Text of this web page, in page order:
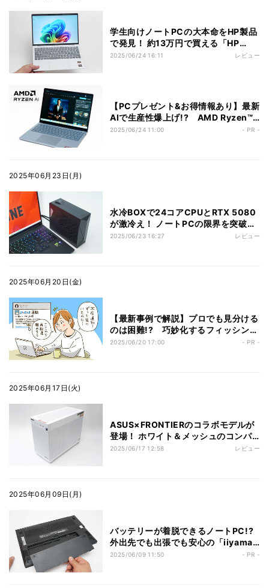
学生向けノートPCの大本命をHP製品
で発見！ 約13万円で買える「HP
OmniBook 7 Aero 13-bg」レビュー
2025/06/24 16:11 レビュー
【PCプレゼント&お得情報あり】最新
AIで生産性爆上げ!? AMD Ryzen™
AI 300シリーズ プロセッサーを搭載
2025/06/24 11:00 - PR -
2025年06月23日(月)
水冷BOXで24コアCPUとRTX 5080
が激冷え！ ノートPCの限界を突破す
るG TUNE「H6-I9G80BK-C」を試
2025/06/23 16:27 レビュー
2025年06月20日(金)
【最新事例で解説】プロでも見分ける
のは困難!? 巧妙化するフィッシング
詐欺や個人情報の漏洩の事例と予防策
2025/06/20 17:00 - PR -
2025年06月17日(火)
ASUS×FRONTIERのコラボモデルが
登場！ ホワイト＆メッシュのコンパ
クトボディに4Kゲーミングも余裕の
2025/06/17 12:58 レビュー
2025年06月09日(月)
バッテリーが着脱できるノートPC!?
外出先でも出張でも安心の「iiyama
PC SOLUTION-15FH129-i5-
2025/06/09 11:50 - PR -